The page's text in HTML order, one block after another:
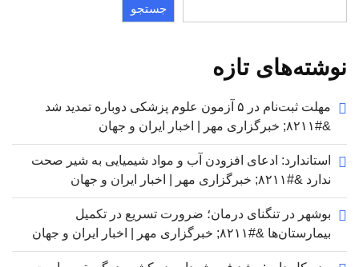
جستجو
نوشته‌های تازه
مهلت ثبت‌نام در ۵ آزمون علوم پزشکی دوباره تمدید شد
&#۸۲۱۱; خبرگزاری مهر | اخبار ایران و جهان
استاندارد: ادعای افزودن آب و مواد شیمیایی به شیر صحت
ندارد &#۸۲۱۱; خبرگزاری مهر | اخبار ایران و جهان
بوشهر در تنگنای درمان؛ ضرورت تسریع در تکمیل
بیمارستان‌ها &#۸۲۱۱; خبرگزاری مهر | اخبار ایران و جهان